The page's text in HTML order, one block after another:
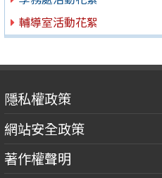
輔導室活動花絮
隱私權政策
網站安全政策
著作權聲明